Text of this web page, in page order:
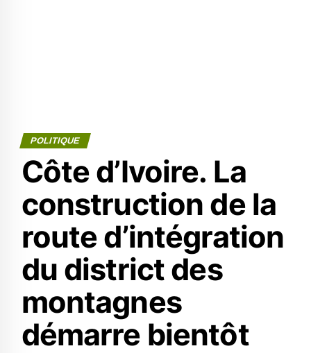
POLITIQUE
Côte d’Ivoire. La
construction de la
route d’intégration
du district des
montagnes
démarre bientôt